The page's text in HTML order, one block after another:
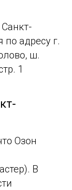
по адресу г.
ш.
1
Озон
В